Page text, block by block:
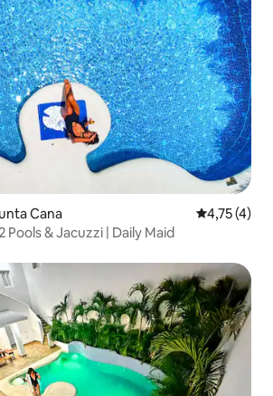
Cana Évaluation
4,75 (4)
Pools & Jacuzzi | Daily Maid